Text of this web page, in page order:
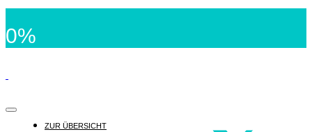
0%
ZUR ÜBERSICHT